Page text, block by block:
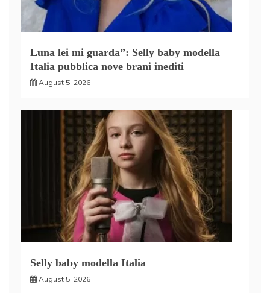
Luna lei mi guarda”: Selly baby modella
Italia pubblica nove brani inediti
August 5, 2026
Selly baby modella Italia
August 5, 2026